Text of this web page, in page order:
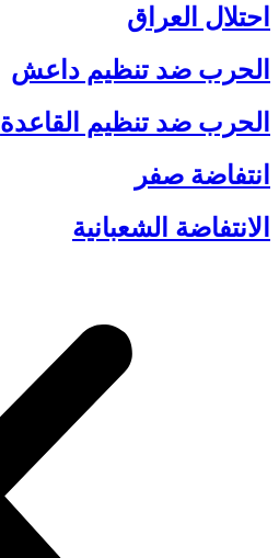
احتلال العراق
الحرب ضد تنظيم داعش
الحرب ضد تنظيم القاعدة
انتفاضة صفر
الانتفاضة الشعبانية